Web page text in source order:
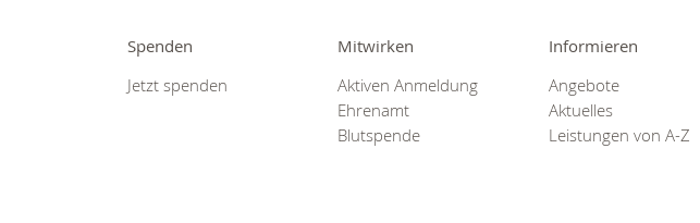
Spenden
Jetzt spenden
Mitwirken
Aktiven Anmeldung
Ehrenamt
Blutspende
Informieren
Angebote
Aktuelles
Leistungen von A-Z